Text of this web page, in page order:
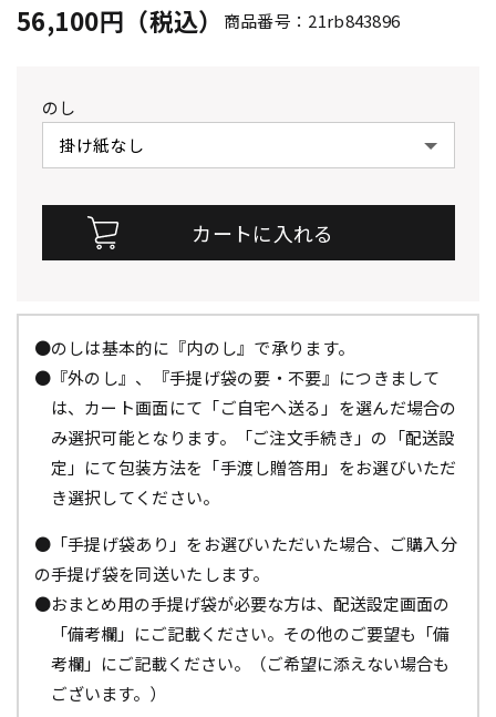
56,100円（税込） 商品番号：21rb843896
のし
●のしは基本的に『内のし』で承ります。
●『外のし』、『手提げ袋の要・不要』につきまして
は、カート画面にて「ご自宅へ送る」を選んだ場合の
み選択可能となります。「ご注文手続き」の「配送設
定」にて包装方法を「手渡し贈答用」をお選びいただ
き選択してください。
●「手提げ袋あり」をお選びいただいた場合、ご購入分
の手提げ袋を同送いたします。
●おまとめ用の手提げ袋が必要な方は、配送設定画面の
「備考欄」にご記載ください。その他のご要望も「備
考欄」にご記載ください。（ご希望に添えない場合も
ございます。）